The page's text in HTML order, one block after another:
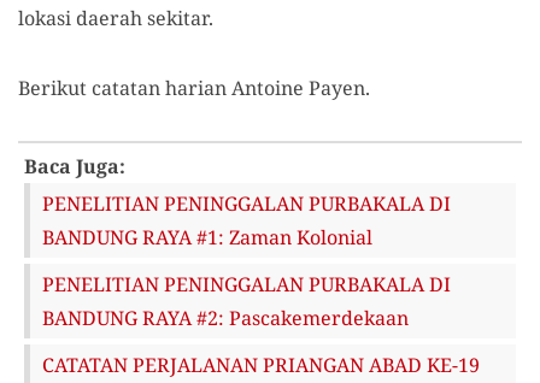
lokasi daerah sekitar.
Berikut catatan harian Antoine Payen.
Baca Juga:
PENELITIAN PENINGGALAN PURBAKALA DI
BANDUNG RAYA #1: Zaman Kolonial
PENELITIAN PENINGGALAN PURBAKALA DI
BANDUNG RAYA #2: Pascakemerdekaan
CATATAN PERJALANAN PRIANGAN ABAD KE-19